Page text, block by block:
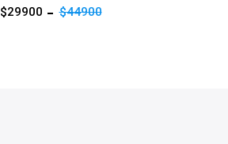
$29900 $44900